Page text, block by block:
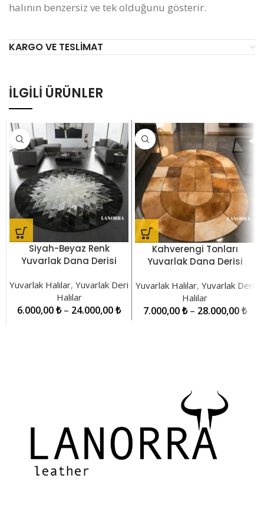
halının benzersiz ve tek olduğunu gösterir.
KARGO VE TESLIMAT
İLGILI ÜRÜNLER
Siyah-Beyaz Renk
Yuvarlak Dana Derisi
LNRYH000019
Yuvarlak Halılar, Yuvarlak Deri
Halılar
6.000,00₺ – 24.000,00₺
Kahverengi Tonları
Yuvarlak Dana Derisi
LNRYH000015
Yuvarlak Halılar, Yuvarlak Deri
Halılar
7.000,00₺ – 28.000,00₺